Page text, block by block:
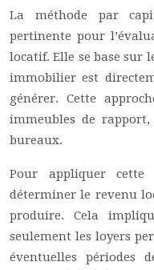
La méthode par
pertinente pour
locatif. Elle se base sur
immobilier est
générer. Cette
immeubles de
bureaux.
Pour appliquer cette
déterminer le revenu
produire. Cela
seulement les loyers
éventuelles périodes